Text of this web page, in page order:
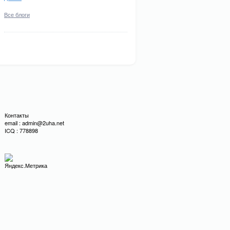
Все блоги
Контакты
email : admin@2uha.net
ICQ : 778898